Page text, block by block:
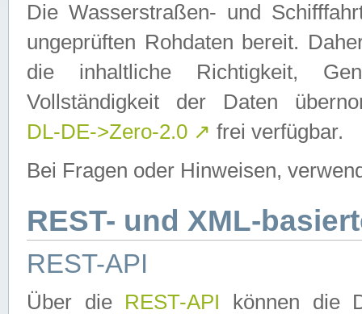
Die Wasserstraßen- und
ungeprüften Rohdaten bereit.
die inhaltliche Richtigkeit,
Vollständigkeit der Daten
DL-DE->Zero-2.0 ↗ frei verfügbar.
Bei Fragen oder Hinweisen,
REST- und XML-
REST-API
Über die REST-API können die